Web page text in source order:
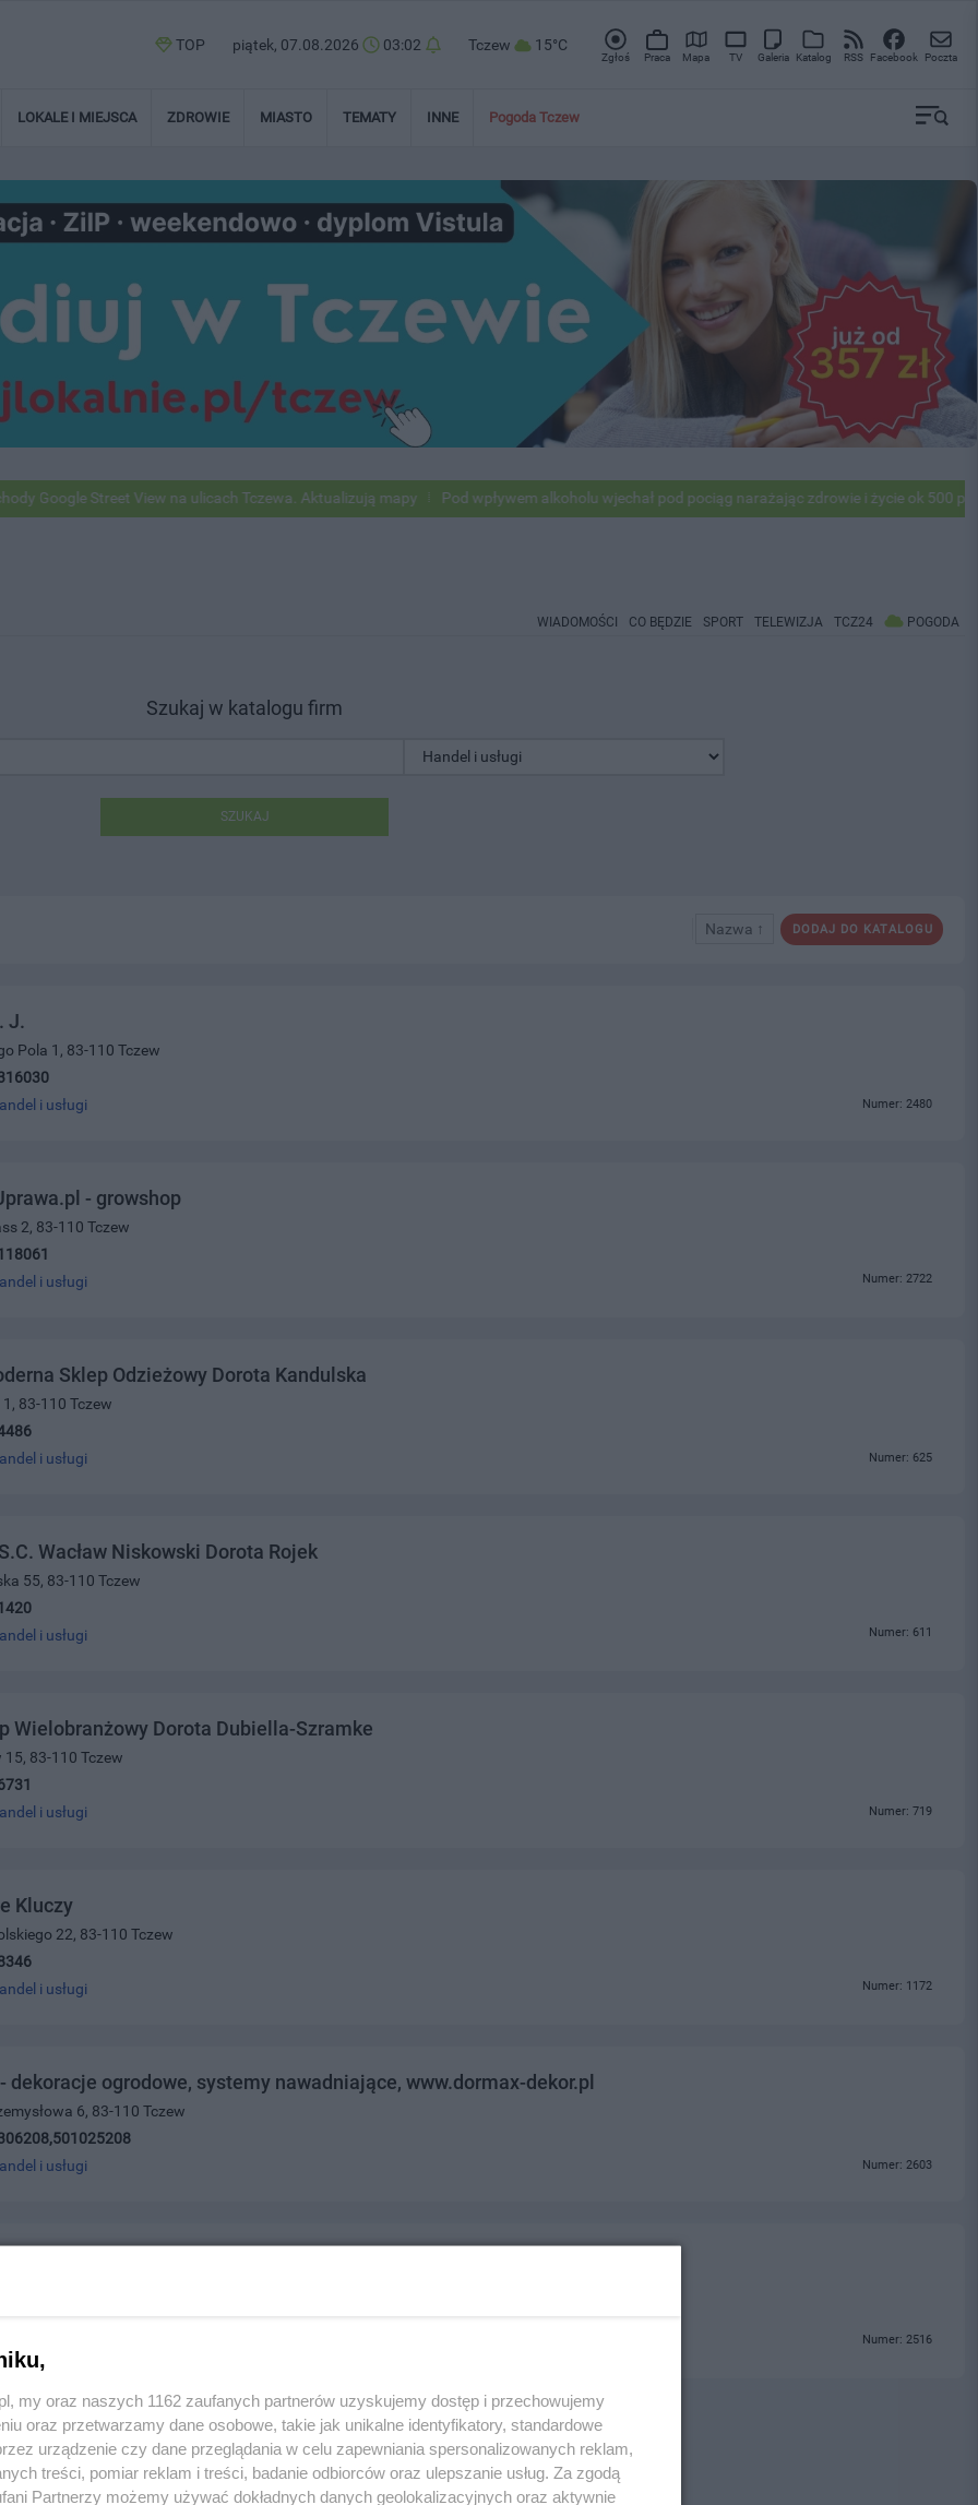
TOP piątek, 07.08.2026 03:02 Tczew 15°C
Zgłoś Praca Mapa TV Galeria Katalog RSS Facebook Poczta
LOKALE I MIEJSCA ZDROWIE MIASTO TEMATY INNE Pogoda Tczew
Street View na ulicach Tczewa. Aktualizują mapy Pod wpływem alkoholu wjechał pod pociąg narażając zdrowie i życie ok 500
WIADOMOŚCI CO BĘDZIE SPORT TELEWIZJA TCZ24 POGODA
Szukaj w katalogu firm
SZUKAJ
DODAJ DO KATALOGU
Nazwa ↑
J.
Pola 1, 83-110 Tczew
i usługi Numer: 2480
- growshop
2, 83-110 Tczew
i usługi Numer: 2722
Sklep Odzieżowy Dorota Kandulska
83-110 Tczew
i usługi Numer: 625
Wacław Niskowski Dorota Rojek
55, 83-110 Tczew
i usługi Numer: 611
Wielobranżowy Dorota Dubiella-Szramke
15, 83-110 Tczew
i usługi Numer: 719
Kluczy
22, 83-110 Tczew
i usługi Numer: 1172
- dekoracje ogrodowe, systemy nawadniające, www.dormax-dekor.pl
6, 83-110 Tczew
i usługi Numer: 2603
61, 82-200 Malbork
Numer: 2516
my oraz naszych 1162 zaufanych partnerów uzyskujemy dostęp i przechowujemy
oraz przetwarzamy dane osobowe, takie jak unikalne identyfikatory, standardowe
urządzenie czy dane przeglądania w celu zapewniania spersonalizowanych reklam,
treści, pomiar reklam i treści, badanie odbiorców oraz ulepszanie usług. Za zgodą
Partnerzy możemy używać dokładnych danych geolokalizacyjnych oraz aktywnie